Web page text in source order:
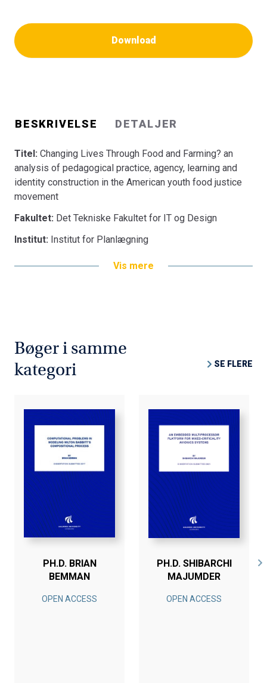
Download
BESKRIVELSE DETALJER
Titel: Changing Lives Through Food and Farming? an
analysis of pedagogical practice, agency, learning and
identity construction in the American youth food justice
movement
Fakultet: Det Tekniske Fakultet for IT og Design
Institut: Institut for Planlægning
Vis mere
Bøger i samme
kategori
SE FLERE
PH.D. BRIAN
BEMMAN
OPEN ACCESS
PH.D. SHIBARCHI
MAJUMDER
OPEN ACCESS